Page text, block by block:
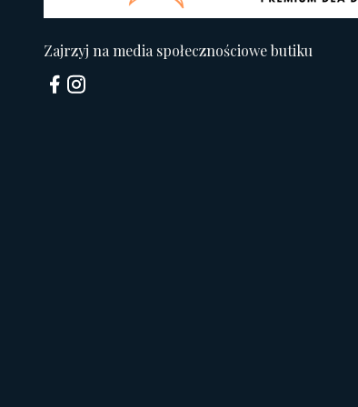
Zajrzyj na media społecznościowe butiku